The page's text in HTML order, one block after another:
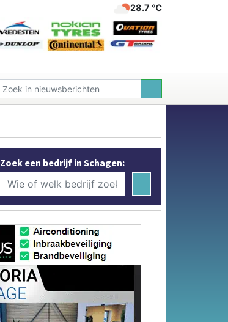
28.7 ℃
Zoek een bedrijf in Schagen: